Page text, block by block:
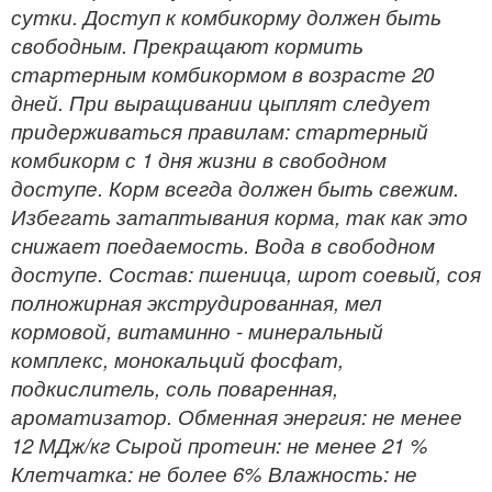
сутки. Доступ к комбикорму должен быть
свободным. Прекращают кормить
стартерным комбикормом в возрасте 20
дней. При выращивании цыплят следует
придерживаться правилам: стартерный
комбикорм с 1 дня жизни в свободном
доступе. Корм всегда должен быть свежим.
Избегать затаптывания корма, так как это
снижает поедаемость. Вода в свободном
доступе. Состав: пшеница, шрот соевый, соя
полножирная экструдированная, мел
кормовой, витаминно - минеральный
комплекс, монокальций фосфат,
подкислитель, соль поваренная,
ароматизатор. Обменная энергия: не менее
12 МДж/кг Сырой протеин: не менее 21 %
Клетчатка: не более 6% Влажность: не